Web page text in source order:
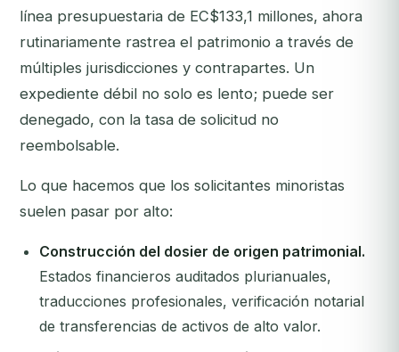
línea presupuestaria de EC$133,1 millones, ahora
rutinariamente rastrea el patrimonio a través de
múltiples jurisdicciones y contrapartes. Un
expediente débil no solo es lento; puede ser
denegado, con la tasa de solicitud no
reembolsable.
Lo que hacemos que los solicitantes minoristas
suelen pasar por alto:
Construcción del dosier de origen patrimonial.
Estados financieros auditados plurianuales,
traducciones profesionales, verificación notarial
de transferencias de activos de alto valor.